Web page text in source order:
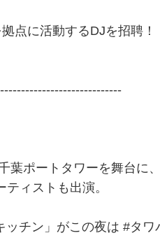
点に活動するDJを招聘！
葉ポートタワーを舞台に
ィストも出演。
チン」がこの夜は #タワ